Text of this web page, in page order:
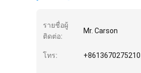
รายชื่อผู้
ติดต่อ:
Mr. Carson
โทร: +8613670275210